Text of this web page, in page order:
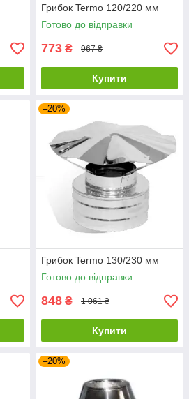
Грибок Termo 120/220 мм
Готово до відправки
773 ₴ 967 ₴
Купити
–20%
Грибок Termo 130/230 мм
Готово до відправки
848 ₴ 1 061 ₴
Купити
–20%